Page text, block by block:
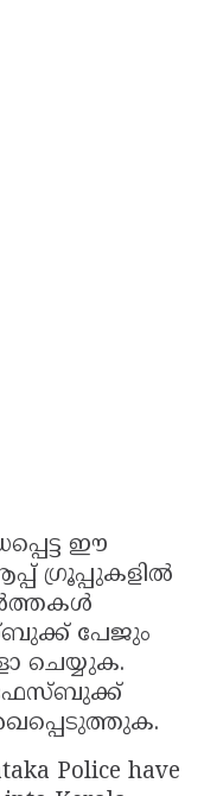
ഈ
ഗ്രൂപ്പുകളിൽ
പേജും
ചെയ്യുക.
ഫേസ്ബുക്ക്
Police have